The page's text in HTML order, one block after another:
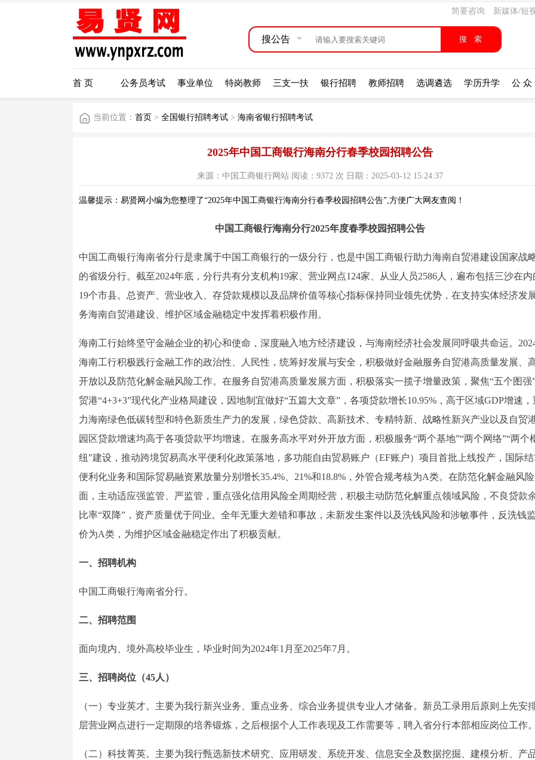
简要咨询 新媒体/短
搜公告
首 页 公务员考试 事业单位 特岗教师 三支一扶 银行招聘 教师招聘 选调遴选 学历升学 公 众
当前位置： 首页 > 全国银行招聘考试 > 海南省银行招聘考试
2025年中国工商银行海南分行春季校园招聘公告
来源：中国工商银行网站 阅读：9372 次 日期：2025-03-12 15:24:37
温馨提示：易贤网小编为您整理了“2025年中国工商银行海南分行春季校园招聘公告”,方便广大网友查阅！
中国工商银行海南分行2025年度春季校园招聘公告
中国工商银行海南省分行是隶属于中国工商银行的一级分行，也是中国工商银行助力海南自贸港建设国家战
的省级分行。截至2024年底，分行共有分支机构19家、营业网点124家、从业人员2586人，遍布包括三沙在
19个市县。总资产、营业收入、存贷款规模以及品牌价值等核心指标保持同业领先优势，在支持实体经济发
务海南自贸港建设、维护区域金融稳定中发挥着积极作用。
海南工行始终坚守金融企业的初心和使命，深度融入地方经济建设，与海南经济社会发展同呼吸共命运。
海南工行积极践行金融工作的政治性、人民性，统筹好发展与安全，积极做好金融服务自贸港高质量发展、
开放以及防范化解金融风险工作。在服务自贸港高质量发展方面，积极落实一揽子增量政策，聚焦“五个图强
贸港“4+3+3”现代化产业格局建设，因地制宜做好“五篇大文章”，各项贷款增长10.95%，高于区域GDP增速，
力海南绿色低碳转型和特色新质生产力的发展，绿色贷款、高新技术、专精特新、战略性新兴产业以及自贸
园区贷款增速均高于各项贷款平均增速。在服务高水平对外开放方面，积极服务“两个基地”“两个网络”“两个
纽”建设，推动跨境贸易高水平便利化政策落地，多功能自由贸易账户（EF账户）项目首批上线投产，国际结
便利化业务和国际贸易融资累放量分别增长35.4%、21%和18.8%，外管合规考核为A类。在防范化解金融风
面，主动适应强监管、严监管，重点强化信用风险全周期经营，积极主动防范化解重点领域风险，不良贷款
比率“双降”，资产质量优于同业。全年无重大差错和事故，未新发生案件以及洗钱风险和涉敏事件，反洗钱
价为A类，为维护区域金融稳定作出了积极贡献。
一、招聘机构
中国工商银行海南省分行。
二、招聘范围
面向境内、境外高校毕业生，毕业时间为2024年1月至2025年7月。
三、招聘岗位（45人）
（一）专业英才。主要为我行新兴业务、重点业务、综合业务提供专业人才储备。新员工录用后原则上先安
层营业网点进行一定期限的培养锻炼，之后根据个人工作表现及工作需要等，聘入省分行本部相应岗位工作。
（二）科技菁英。主要为我行甄选新技术研究、应用研发、系统开发、信息安全及数据挖掘、建模分析、产